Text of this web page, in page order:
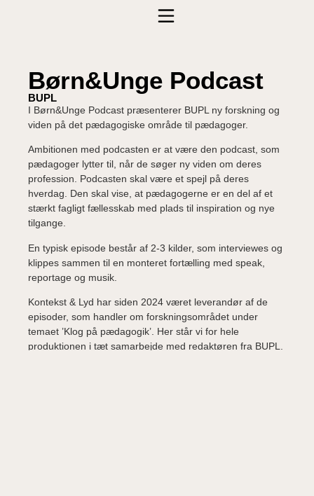
Børn&Unge Podcast
BUPL
I Børn&Unge Podcast præsenterer BUPL ny forskning og
viden på det pædagogiske område til pædagoger.
Ambitionen med podcasten er at være den podcast, som
pædagoger lytter til, når de søger ny viden om deres
profession. Podcasten skal være et spejl på deres
hverdag. Den skal vise, at pædagogerne er en del af et
stærkt fagligt fællesskab med plads til inspiration og nye
tilgange.
En typisk episode består af 2-3 kilder, som interviewes og
klippes sammen til en monteret fortælling med speak,
reportage og musik.
Kontekst & Lyd har siden 2024 været leverandør af de
episoder, som handler om forskningsområdet under
temaet ’Klog på pædagogik’. Her står vi for hele
produktionen i tæt samarbejde med redaktøren fra BUPL.